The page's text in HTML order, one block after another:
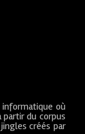
où
du corpus
créés par